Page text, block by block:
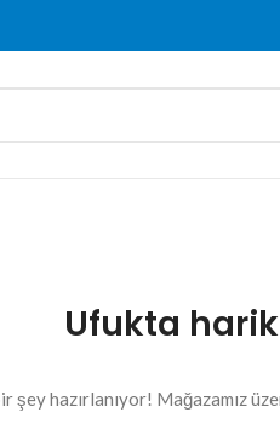
Ufukta
şey hazırlanıyor! Mağazamız